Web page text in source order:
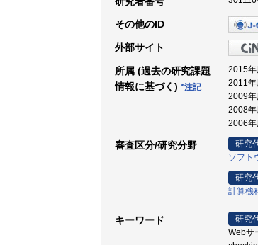
その他のID
外部サイト
所属 (過去の研究課題
情報に基づく) *注記
2015年
2011年
2009年
2008年
2006年
審査区分/研究分野
研究
ソフト
研究
計算機
キーワード
研究
Webサ